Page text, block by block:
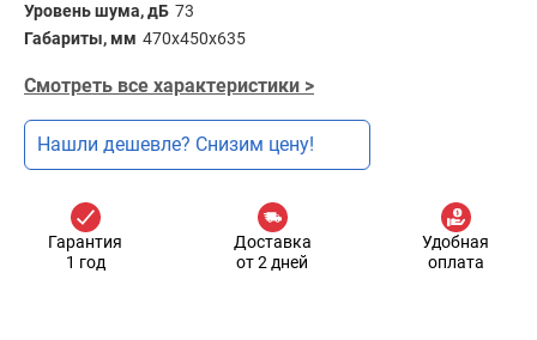
Уровень шума, дБ 73
Габариты, мм 470х450х635
Смотреть все характеристики >
Нашли дешевле? Снизим цену!
Гарантия
1 год
Доставка
от 2 дней
Удобная
оплата